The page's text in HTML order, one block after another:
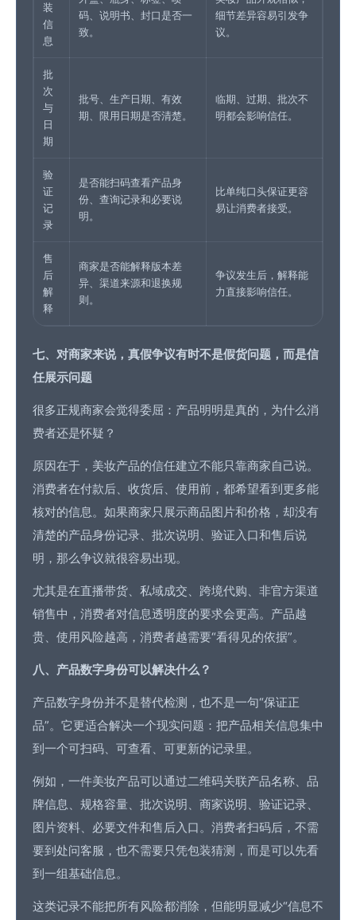
装
信
息
码、说明书、封口是否一
致。
细节差异容易引发争
议。
批
次
与
日
期
批号、生产日期、有效
期、限用日期是否清楚。
临期、过期、批次不
明都会影响信任。
验
证
记
录
是否能扫码查看产品身
份、查询记录和必要说
明。
比单纯口头保证更容
易让消费者接受。
售
后
解
释
商家是否能解释版本差
异、渠道来源和退换规
则。
争议发生后，解释能
力直接影响信任。
七、对商家来说，真假争议有时不是假货问题，而是信
任展示问题
很多正规商家会觉得委屈：产品明明是真的，为什么消
费者还是怀疑？
原因在于，美妆产品的信任建立不能只靠商家自己说。
消费者在付款后、收货后、使用前，都希望看到更多能
核对的信息。如果商家只展示商品图片和价格，却没有
清楚的产品身份记录、批次说明、验证入口和售后说
明，那么争议就很容易出现。
尤其是在直播带货、私域成交、跨境代购、非官方渠道
销售中，消费者对信息透明度的要求会更高。产品越
贵、使用风险越高，消费者越需要“看得见的依据”。
八、产品数字身份可以解决什么？
产品数字身份并不是替代检测，也不是一句“保证正
品”。它更适合解决一个现实问题：把产品相关信息集中
到一个可扫码、可查看、可更新的记录里。
例如，一件美妆产品可以通过二维码关联产品名称、品
牌信息、规格容量、批次说明、商家说明、验证记录、
图片资料、必要文件和售后入口。消费者扫码后，不需
要到处问客服，也不需要只凭包装猜测，而是可以先看
到一组基础信息。
这类记录不能把所有风险都消除，但能明显减少“信息不